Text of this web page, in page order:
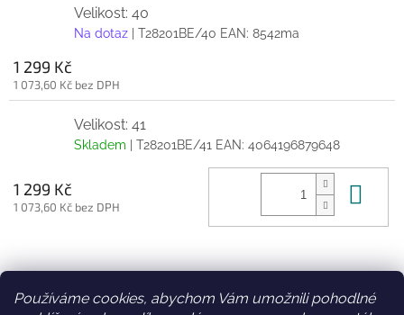
Používáme cookies, abychom Vám umožnili pohodlné
Velikost: 40
Na dotaz | T28201BE/40 EAN: 8542ma
1 299 Kč
1 073,60 Kč bez DPH
Velikost: 41
Skladem | T28201BE/41 EAN: 4064196879648
1 299 Kč
1 073,60 Kč bez DPH
Z
Facebook Věrnostní slevy